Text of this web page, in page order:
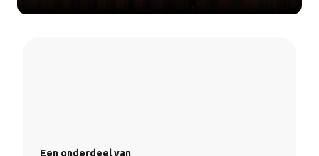
Een onderdeel van